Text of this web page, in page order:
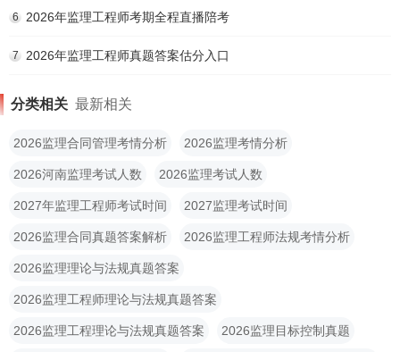
6 2026年监理工程师考期全程直播陪考
7 2026年监理工程师真题答案估分入口
分类相关 最新相关
2026监理合同管理考情分析 2026监理考情分析
2026河南监理考试人数 2026监理考试人数
2027年监理工程师考试时间 2027监理考试时间
2026监理合同真题答案解析 2026监理工程师法规考情分析
2026监理理论与法规真题答案
2026监理工程师理论与法规真题答案
2026监理工程理论与法规真题答案 2026监理目标控制真题